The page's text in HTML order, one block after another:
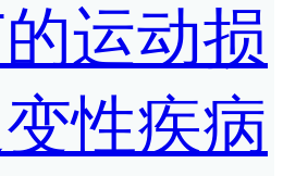
运动损
性疾病